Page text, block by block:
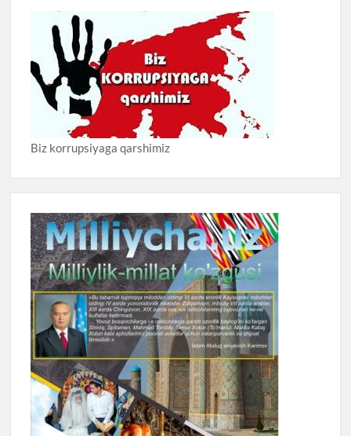
Biz korrupsiyaga qarshimiz